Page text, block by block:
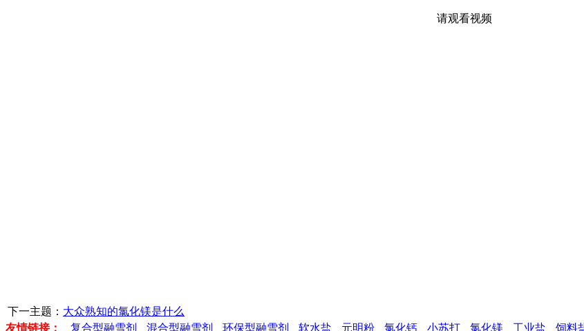
请观看视频
下一主题： 大众熟知的氯化镁是什么
友情链接：
复合型融雪剂 混合型融雪剂 环保型融雪剂 软水盐 元明粉 氯化钙 小苏打 氯化镁 工业盐 饲料